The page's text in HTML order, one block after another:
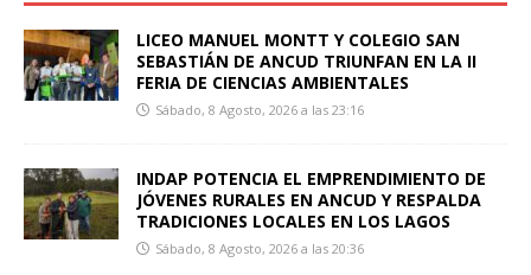
LICEO MANUEL MONTT Y COLEGIO SAN
SEBASTIÁN DE ANCUD TRIUNFAN EN LA II
FERIA DE CIENCIAS AMBIENTALES
Sábado, 8 Agosto, 2026 a las 23:16
INDAP POTENCIA EL EMPRENDIMIENTO DE
JÓVENES RURALES EN ANCUD Y RESPALDA
TRADICIONES LOCALES EN LOS LAGOS
Sábado, 8 Agosto, 2026 a las 20:36